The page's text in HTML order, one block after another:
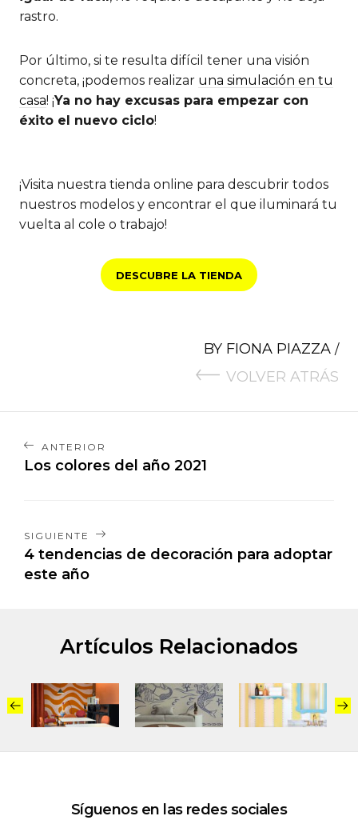
rastro.
Por último, si te resulta difícil tener una visión
concreta, ¡podemos realizar una simulación en tu
casa! ¡Ya no hay excusas para empezar con
éxito el nuevo ciclo!
¡Visita nuestra tienda online para descubrir todos
nuestros modelos y encontrar el que iluminará tu
vuelta al cole o trabajo!
DESCUBRE LA TIENDA
BY FIONA PIAZZA /
VOLVER ATRÁS
ANTERIOR
Los colores del año 2021
SIGUIENTE
4 tendencias de decoración para adoptar
este año
Artículos Relacionados
Síguenos en las redes sociales